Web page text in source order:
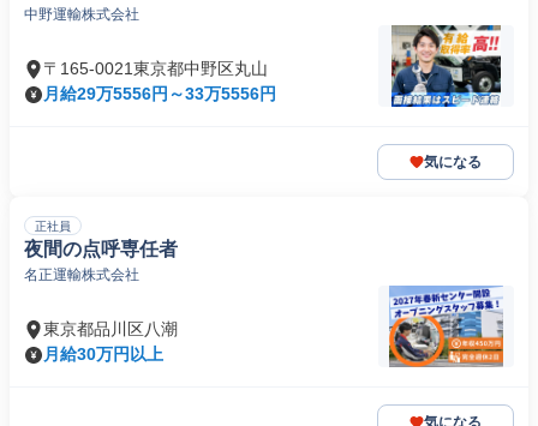
中野運輸株式会社
〒165-0021東京都中野区丸山
月給29万5556円～33万5556円
気になる
正社員
夜間の点呼専任者
名正運輸株式会社
東京都品川区八潮
月給30万円以上
気になる